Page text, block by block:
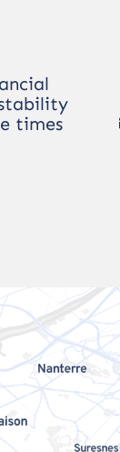
times